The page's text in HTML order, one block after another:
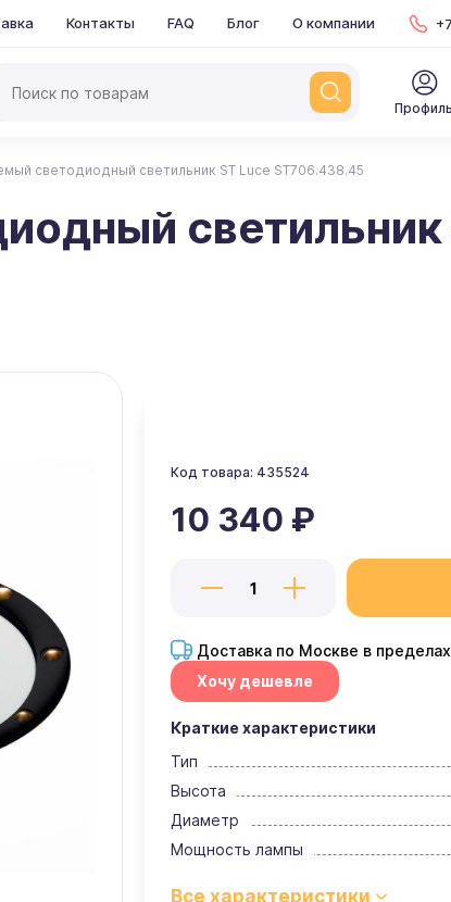
Контакты FAQ Блог О компании
Профиль
светодиодный светильник ST Luce ST706.438.45
светильник
Код товара: 435524
10 340 ₽
Доставка по Москве в
Хочу дешевле
Краткие характеристики
Тип
Высота
Диаметр
Мощность лампы